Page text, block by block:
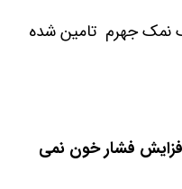
نمک جهرم تامین شده
فشار خون نمی